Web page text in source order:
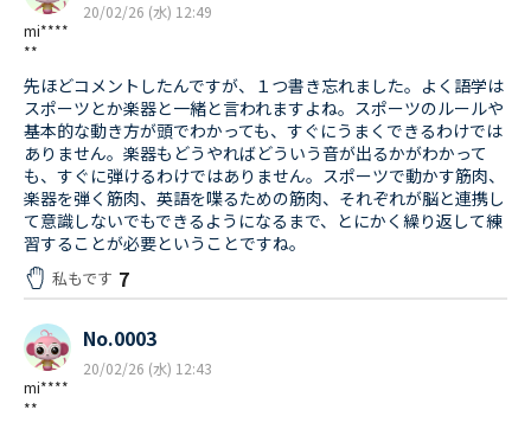
mi****
**
20/02/26 (水) 12:49
先ほどコメントしたんですが、１つ書き忘れました。よく語学は
スポーツとか楽器と一緒と言われますよね。スポーツのルールや
基本的な動き方が頭でわかっても、すぐにうまくできるわけでは
ありません。楽器もどうやればどういう音が出るかがわかって
も、すぐに弾けるわけではありません。スポーツで動かす筋肉、
楽器を弾く筋肉、英語を喋るための筋肉、それぞれが脳と連携し
て意識しないでもできるようになるまで、とにかく繰り返して練
習することが必要ということですね。
私もです 7
mi****
**
No.0003
20/02/26 (水) 12:43